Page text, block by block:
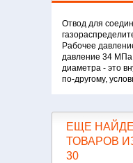
Отвод для
Рабочее
давление 34
диаметра - это
по-другому,
ЕЩЕ
ТОВАРОВ
30